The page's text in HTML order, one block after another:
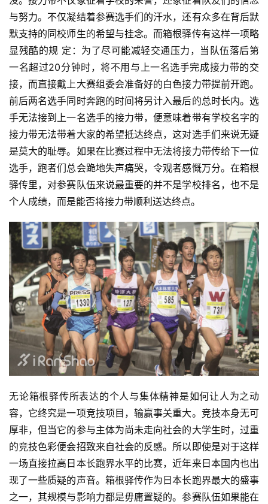
与努力。 不仅凝结着参赛选手们的汗水，还有众多在背后默
默支持的同校师生的希望与挂念。而箱根驿传有这样一项略
显残酷的规 定：为了尽可能减轻交通压力，当队伍落后第
一名超过20分钟时，将不用与上一名选手完成接力带的交
接，而直接戴上大赛组委会准备好的白色接力带提前开跑。
前后两名选手同时奔跑的时间将另计入最后的总时长内。选
手无法接到上一名选手的接力带，便意味着带有学校名字的
接力带无法带着大家的希望抵达终点，这对选手们来说无疑
是莫大的耻辱。如果在比赛过程中无法将接力带传给下一位
选手，跑者们总会跪地失声痛哭，令观者感慨万分。在箱根
驿传里，对参赛队伍来说最重要的并不是学校排名，也不是
个人成绩，而是能否将接力带顺利送达终点。
无论箱根驿传所表达的个人与集体精神是如何让人为之动
容， 它终究是一项竞技项目，输赢事关重大。竞技本身无可
厚非，但当它的参与主体为尚未走向社会的大学生时，过重
的竞技色彩便会招致来自社会的反感。所以即使是对于这样
一场直接拉高日本长跑界水平的比赛，近年来日本国内也出
现了一些质疑的声音。箱根驿传作为日本长跑界最大的盛事
之一，其规模与影响力都是毋庸置疑的。参赛队伍如果能在